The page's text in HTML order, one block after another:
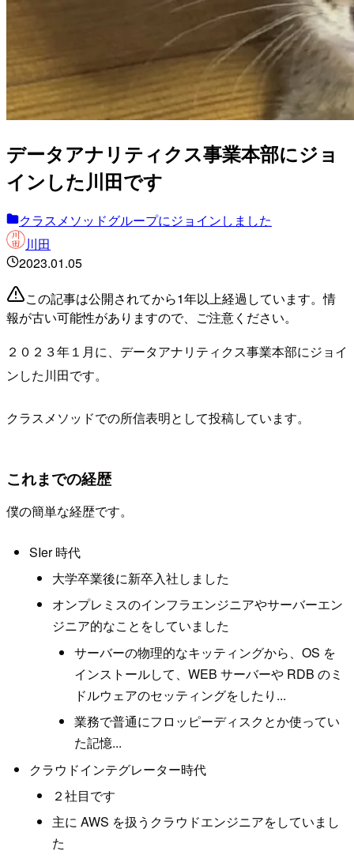
データアナリティクス事業本部にジョ
インした川田です
クラスメソッドグループにジョインしました
川田
2023.01.05
この記事は公開されてから1年以上経過しています。情
報が古い可能性がありますので、ご注意ください。
２０２３年１月に、データアナリティクス事業本部にジョイ
ンした川田です。
クラスメソッドでの所信表明として投稿しています。
これまでの経歴
僕の簡単な経歴です。
SIer 時代
大学卒業後に新卒入社しました
オンプレミスのインフラエンジニアやサーバーエン
ジニア的なことをしていました
サーバーの物理的なキッティングから、OS を
インストールして、WEB サーバーや RDB のミ
ドルウェアのセッティングをしたり...
業務で普通にフロッピーディスクとか使ってい
た記憶...
クラウドインテグレーター時代
２社目です
主に AWS を扱うクラウドエンジニアをしていまし
た